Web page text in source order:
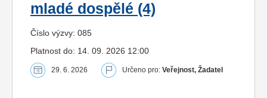
mladé dospělé (4)
Číslo výzvy: 085
Platnost do: 14. 09. 2026 12:00
29. 6. 2026 Určeno pro: Veřejnost, Žadatel